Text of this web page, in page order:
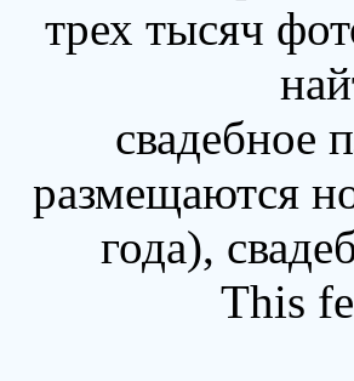
трех тысяч
свадебное
размещаются
года),
This